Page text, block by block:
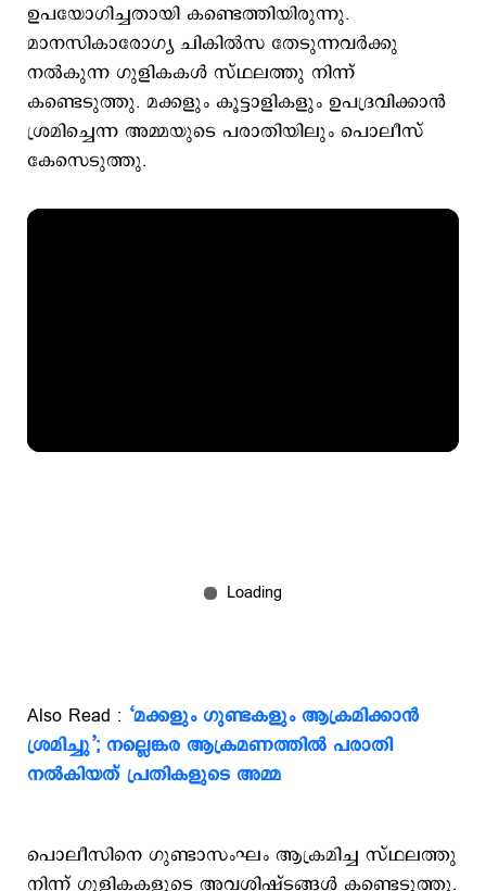
ഉപയോഗിച്ചതായി കണ്ടെത്തിയിരുന്നു.
മാനസികാരോഗ്യ ചികില്‍സ തേടുന്നവര്‍ക്കു
നല്‍കുന്ന ഗുളികകള്‍ സ്ഥലത്തു നിന്ന്
കണ്ടെടുത്തു. മക്കളും കൂട്ടാളികളും ഉപദ്രവിക്കാന്‍
ശ്രമിച്ചെന്ന അമ്മയുടെ പരാതിയിലും പൊലീസ്
കേസെടുത്തു.
Also Read : ‘മക്കളും ഗുണ്ടകളും ആക്രമിക്കാന്‍
ശ്രമിച്ചു’; നല്ലെങ്കര ആക്രമണത്തില്‍ പരാതി
നല്‍കിയത് പ്രതികളുടെ അമ്മ
പൊലീസിനെ ഗുണ്ടാസംഘം ആക്രമിച്ച സ്ഥലത്തു
നിന്ന് ഗുളികകളുടെ അവശിഷ്ടങ്ങള്‍ കണ്ടെടുത്തു.